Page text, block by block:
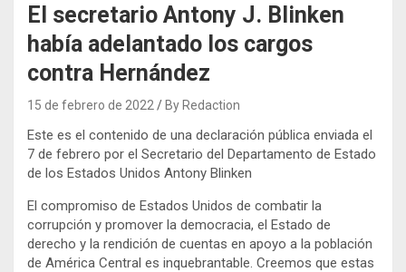
El secretario Antony J. Blinken
había adelantado los cargos
contra Hernández
15 de febrero de 2022 By Redaction
Este es el contenido de una declaración pública enviada el
7 de febrero por el Secretario del Departamento de Estado
de los Estados Unidos Antony Blinken
El compromiso de Estados Unidos de combatir la
corrupción y promover la democracia, el Estado de
derecho y la rendición de cuentas en apoyo a la población
de América Central es inquebrantable. Creemos que estas